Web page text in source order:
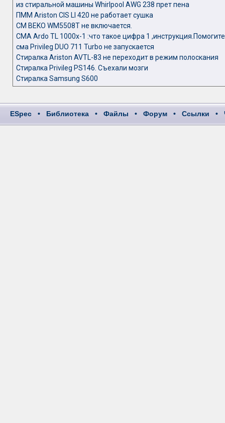
из стиральной машины Whirlpool AWG 238 прет пена
ПММ Ariston CIS LI 420 не работает сушка
СМ BEKO WM5508T не включается.
СМА Ardo TL 1000x-1 :что такое цифра 1
сма Privileg DUO 711 Turbo не запускается
Стиралка Ariston AVTL-83 не переходит в режим полоскания
Стиралка Privileg PS146. Съехали мозги
Стиралка Samsung S600
ESpec • Библиотека • Файлы • Форум • Ссылки •